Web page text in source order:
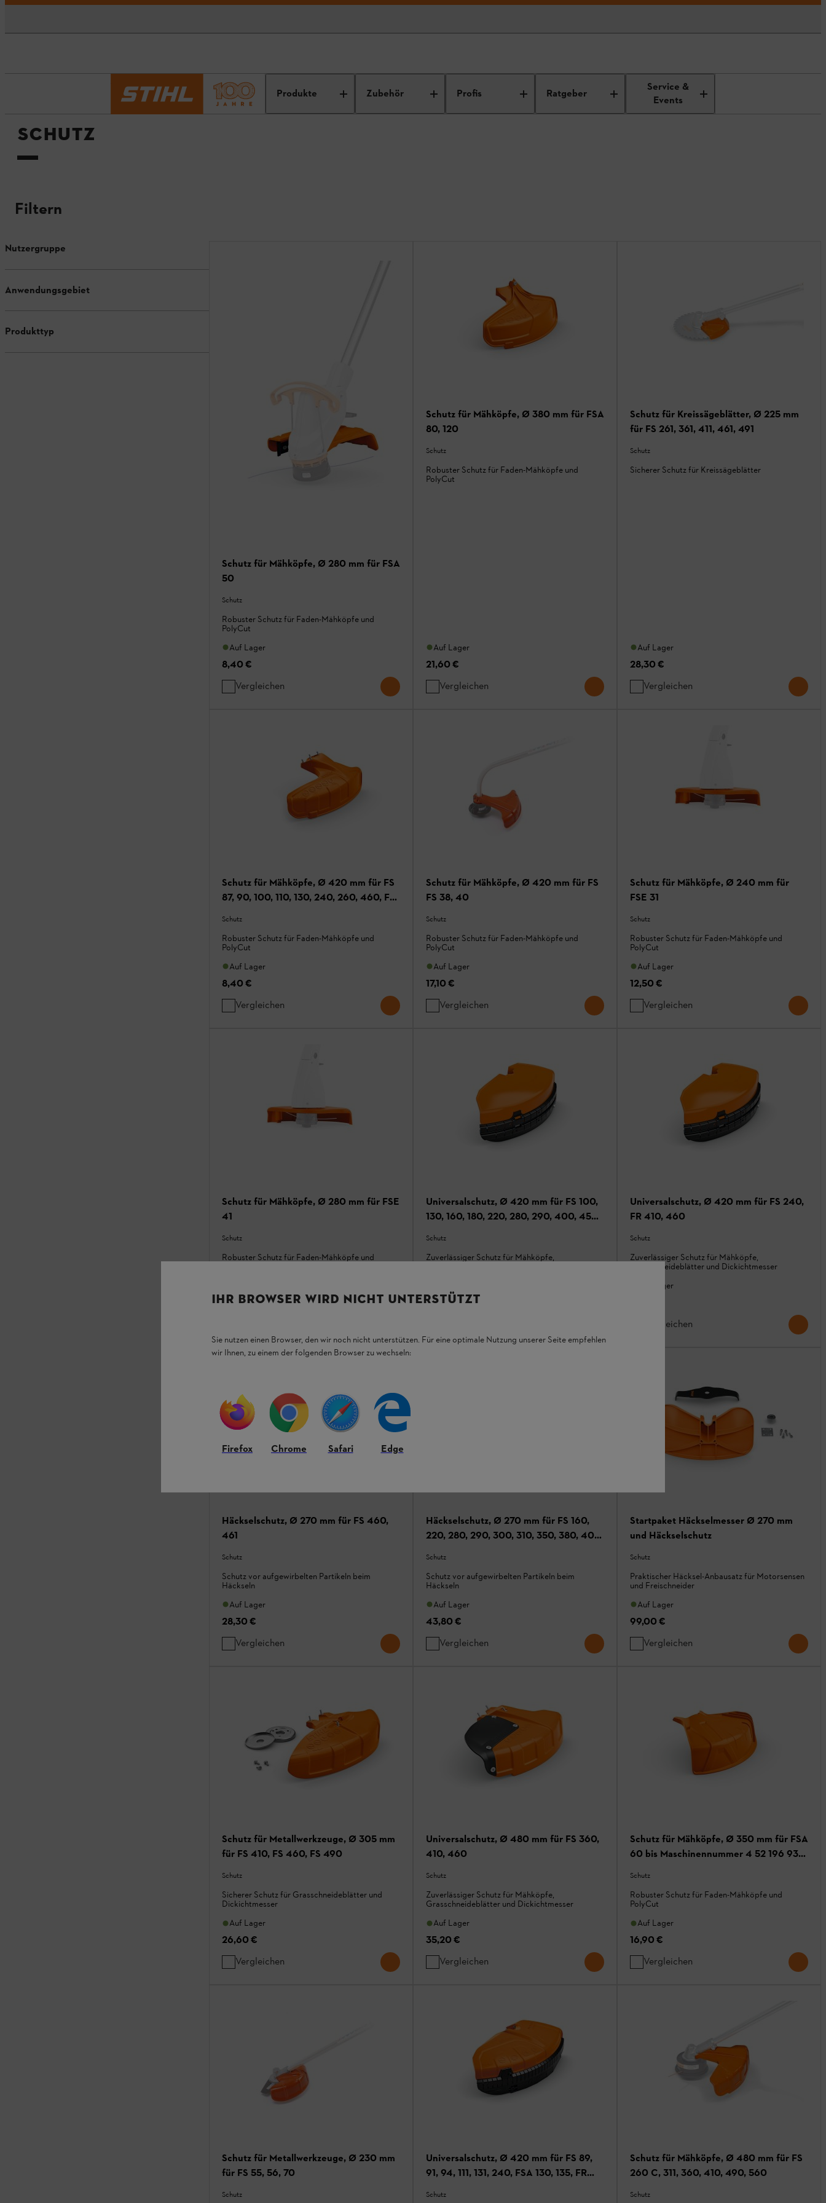
Produkte Zubehör Profis Ratgeber
Service &
Events
SCHUTZ
Filtern
Nutzergruppe
Anwendungsgebiet
Produkttyp
Schutz für Mähköpfe, Ø 280 mm für FSA
50
Schutz
Robuster Schutz für Faden-Mähköpfe und
PolyCut
Auf Lager
8,40 €
Vergleichen
Schutz für Mähköpfe, Ø 380 mm für FSA
80, 120
Schutz
Robuster Schutz für Faden-Mähköpfe und
PolyCut
Auf Lager
21,60 €
Vergleichen
Schutz für Kreissägeblätter, Ø 225 mm
für FS 261, 361, 411, 461, 491
Schutz
Sicherer Schutz für Kreissägeblätter
Auf Lager
28,30 €
Vergleichen
Schutz für Mähköpfe, Ø 420 mm für FS
87, 90, 100, 110, 130, 240, 260, 460, FR
Schutz
Robuster Schutz für Faden-Mähköpfe und
PolyCut
Auf Lager
8,40 €
Vergleichen
Schutz für Mähköpfe, Ø 420 mm für FS
FS 38, 40
Schutz
Robuster Schutz für Faden-Mähköpfe und
PolyCut
Auf Lager
17,10 €
Vergleichen
Schutz für Mähköpfe, Ø 240 mm für
FSE 31
Schutz
Robuster Schutz für Faden-Mähköpfe und
PolyCut
Auf Lager
12,50 €
Vergleichen
Schutz für Mähköpfe, Ø 280 mm für FSE
41
Schutz
Robuster Schutz für Faden-Mähköpfe und
12,20 €
Universalschutz, Ø 420 mm für FS 100,
130, 160, 180, 220, 280, 290, 400, 450,
Schutz
Zuverlässiger Schutz für Mähköpfe,
43,70 €
Universalschutz, Ø 420 mm für FS 240,
FR 410, 460
Schutz
Zuverlässiger Schutz für Mähköpfe,
Grasschneideblätter und Dickichtmesser
Auf Lager
Vergleichen
Häckselschutz, Ø 270 mm für FS 460,
461
Schutz
Schutz vor aufgewirbelten Partikeln beim
Häckseln
Auf Lager
28,30 €
Vergleichen
Häckselschutz, Ø 270 mm für FS 160,
220, 280, 290, 300, 310, 350, 380, 400,
Schutz
Schutz vor aufgewirbelten Partikeln beim
Häckseln
Auf Lager
43,80 €
Vergleichen
Startpaket Häckselmesser Ø 270 mm
und Häckselschutz
Schutz
Praktischer Häcksel-Anbausatz für Motorsensen
und Freischneider
Auf Lager
99,00 €
Vergleichen
Schutz für Metallwerkzeuge, Ø 305 mm
für FS 410, FS 460, FS 490
Schutz
Sicherer Schutz für Grasschneideblätter und
Dickichtmesser
Auf Lager
26,60 €
Vergleichen
Universalschutz, Ø 480 mm für FS 360,
410, 460
Schutz
Zuverlässiger Schutz für Mähköpfe,
Grasschneideblätter und Dickichtmesser
Auf Lager
35,20 €
Vergleichen
Schutz für Mähköpfe, Ø 350 mm für FSA
60 bis Maschinennummer 4 52 196 935,
Schutz
Robuster Schutz für Faden-Mähköpfe und
PolyCut
Auf Lager
16,90 €
Vergleichen
Schutz für Metallwerkzeuge, Ø 230 mm
für FS 55, 56, 70
Schutz
Universalschutz, Ø 420 mm für FS 89,
91, 94, 111, 131, 240, FSA 130, 135, FR
Schutz
Schutz für Mähköpfe, Ø 480 mm für FS
260 C, 311, 360, 410, 490, 560
Schutz
IHR BROWSER WIRD NICHT UNTERSTÜTZT
Sie nutzen einen Browser, den wir noch nicht unterstützen. Für eine optimale Nutzung unserer Seite empfehlen
wir Ihnen, zu einem der folgenden Browser zu wechseln:
Firefox Chrome Safari Edge